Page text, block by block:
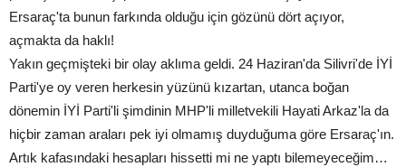
Ersaraç'ta bunun farkında olduğu için gözünü dört açıyor,
açmakta da haklı!
Yakın geçmişteki bir olay aklıma geldi. 24 Haziran'da Silivri'de İYİ
Parti'ye oy veren herkesin yüzünü kızartan, utanca boğan
dönemin İYİ Parti'li şimdinin MHP'li milletvekili Hayati Arkaz'la da
hiçbir zaman araları pek iyi olmamış duyduğuma göre Ersaraç'ın.
Artık kafasındaki hesapları hissetti mi ne yaptı bilemeyeceğim…